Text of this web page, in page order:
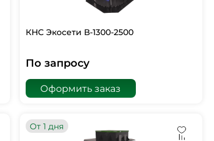
КНС Экосети В-1300-2500
По запросу
Оформить заказ
От 1 дня